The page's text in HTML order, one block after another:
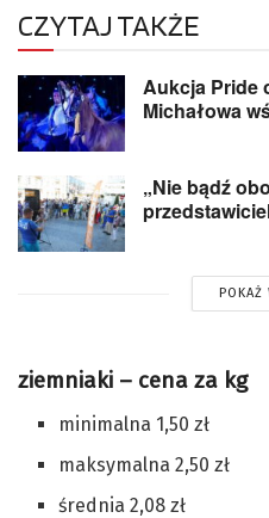
CZYTAJ TAKŻE
Aukcja Pride
Michałowa
„Nie bądź
POKAŻ
ziemniaki – cena za kg
minimalna 1,50 zł
maksymalna 2,50 zł
średnia 2,08 zł